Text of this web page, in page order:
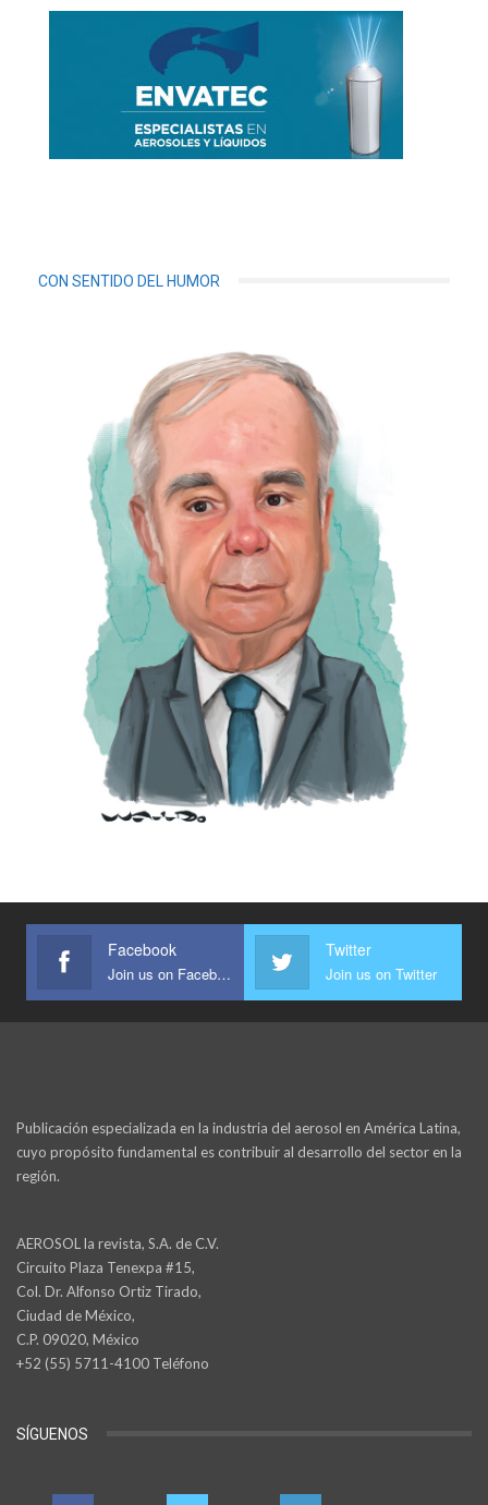
CON SENTIDO DEL HUMOR
Facebook
Join us on Facebook
Twitter
Join us on Twitter
Publicación especializada en la industria del aerosol en América Latina,
cuyo propósito fundamental es contribuir al desarrollo del sector en la
región.
AEROSOL la revista, S.A. de C.V.
Circuito Plaza Tenexpa #15,
Col. Dr. Alfonso Ortiz Tirado,
Ciudad de México,
C.P. 09020, México
+52 (55) 5711-4100 Teléfono
SÍGUENOS